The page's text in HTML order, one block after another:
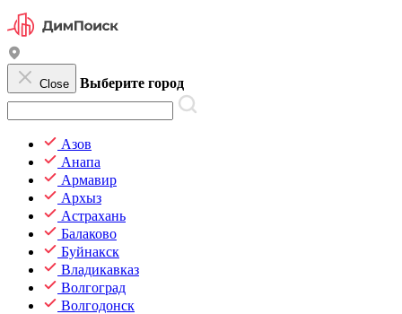
Close Выберите город
Азов
Анапа
Армавир
Архыз
Астрахань
Балаково
Буйнакск
Владикавказ
Волгоград
Волгодонск